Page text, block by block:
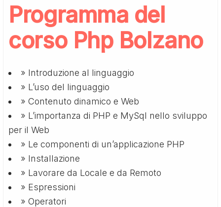
Programma del
corso Php Bolzano
» Introduzione al linguaggio
» L’uso del linguaggio
» Contenuto dinamico e Web
» L’importanza di PHP e MySql nello sviluppo
per il Web
» Le componenti di un’applicazione PHP
» Installazione
» Lavorare da Locale e da Remoto
» Espressioni
» Operatori